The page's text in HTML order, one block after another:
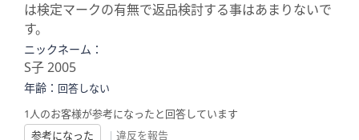
は検定マークの有無で返品検討する事はあまりないで
す。
ニックネーム：
S子 2005
年齢： 回答しない
1人のお客様が参考になったと回答しています
参考になった
| 違反を報告